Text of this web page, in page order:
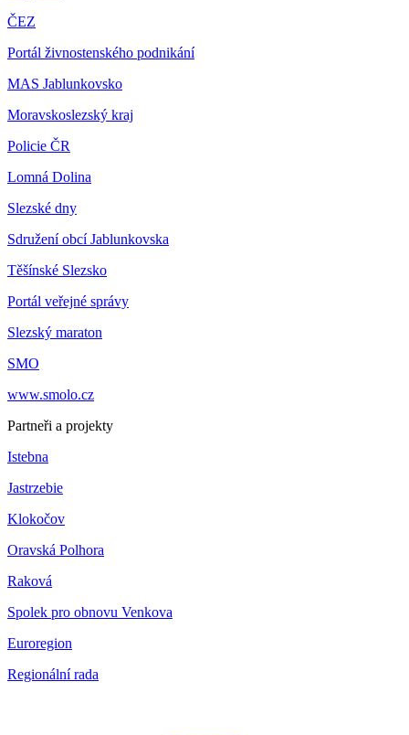
ČEZ
Portál živnostenského podnikání
MAS Jablunkovsko
Moravskoslezský kraj
Policie ČR
Lomná Dolina
Slezské dny
Sdružení obcí Jablunkovska
Těšínské Slezsko
Portál veřejné správy
Slezský maraton
SMO
www.smolo.cz
Partneři a projekty
Istebna
Jastrzebie
Klokočov
Oravská Polhora
Raková
Spolek pro obnovu Venkova
Euroregion
Regionální rada